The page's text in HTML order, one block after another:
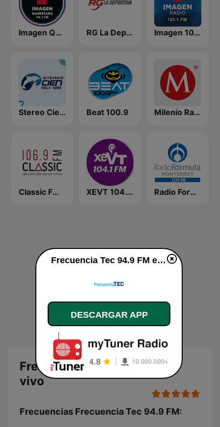
Imagen Querétaro 94.7 FM RG La Deportiva 690 AM | Monterrey Imagen 103.1 FM
Stereo Cien 100.1 FM Beat 100.9 Milenio Radio 103.7
Classic FM 106.9 | Monterrey XEVT 104.1 FM Radio Formula 1230 AM
Frecuencia Tec 94.9 FM en
vivo
Frecuencias Frecuencia Tec 94.9 FM:
Frecuencia Tec 94.9 FM en vivo
DESCARGAR APP